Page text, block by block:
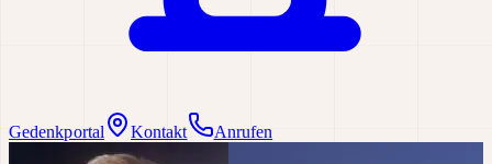
Gedenkportal Kontakt Anrufen